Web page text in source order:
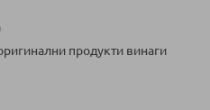
продукти винаги